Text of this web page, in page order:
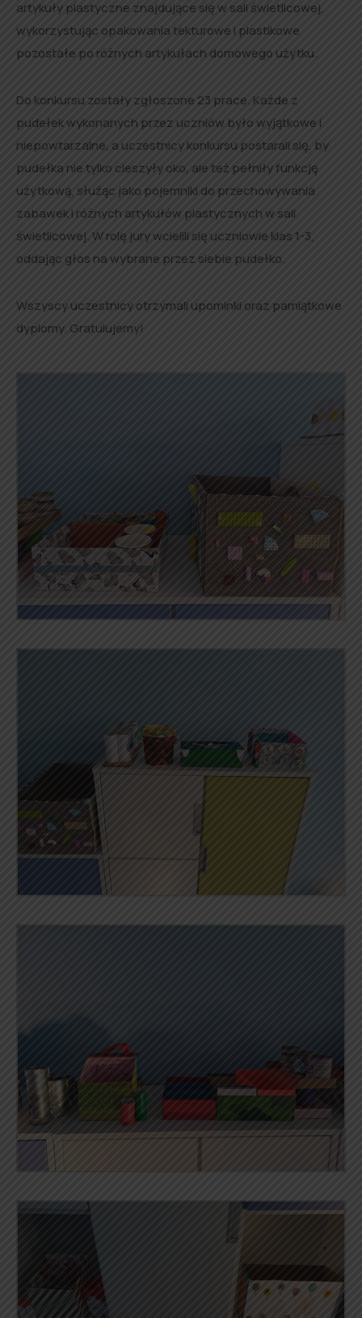
artykuły plastyczne znajdujące się w sali świetlicowej,
wykorzystując opakowania tekturowe i plastikowe
pozostałe po różnych artykułach domowego użytku.
Do konkursu zostały zgłoszone 23 prace. Każde z
pudełek wykonanych przez uczniów było wyjątkowe i
niepowtarzalne, a uczestnicy konkursu postarali się, by
pudełka nie tylko cieszyły oko, ale też pełniły funkcję
użytkową, służąc jako pojemniki do przechowywania
zabawek i różnych artykułów plastycznych w sali
świetlicowej. W rolę jury wcielili się uczniowie klas 1-3,
oddając głos na wybrane przez siebie pudełko.
Wszyscy uczestnicy otrzymali upominki oraz pamiątkowe
dyplomy. Gratulujemy!